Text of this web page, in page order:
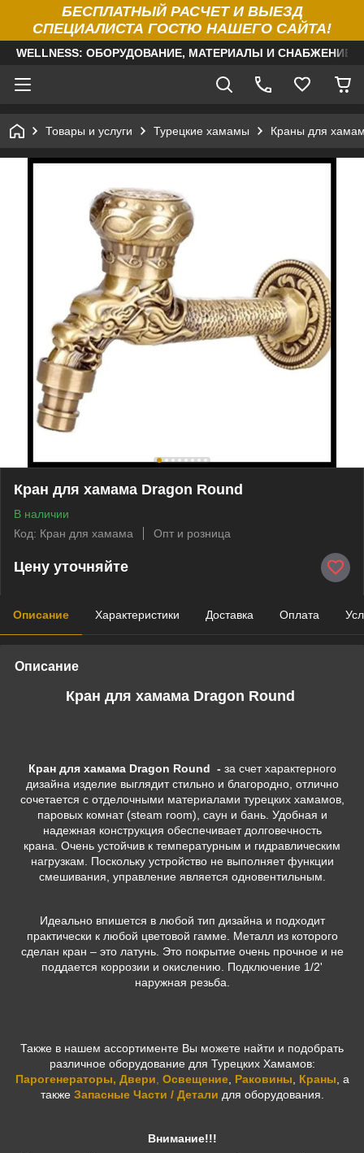
БЕСПЛАТНЫЙ РАСЧЕТ И ВЫЕЗД
СПЕЦИАЛИСТА ГОСТЮ НАШЕГО САЙТА!
WELLNESS: ОБОРУДОВАНИЕ, МАТЕРИАЛЫ И
Товары и услуги Турецкие хамамы Краны для
Кран для хамама Dragon Round
В наличии
Код: Кран для хамама
Опт и розница
Цену уточняйте
Описание Характеристики Доставка Оплата
Описание
Кран для хамама Dragon Round
Кран для хамама Dragon Round - за счет характерного
дизайна изделие выглядит стильно и благородно, отлично
сочетается с отделочными материалами турецких хамамов,
паровых комнат (steam room), саун и бань. Удобная и
надежная конструкция обеспечивает долговечность
крана. Очень устойчив к температурным и гидравлическим
нагрузкам. Поскольку устройство не выполняет функции
смешивания, управление является одновентильным.
Идеально впишется в любой тип дизайна и подходит
практически к любой цветовой гамме. Металл из которого
сделан кран – это латунь. Это покрытие очень прочное и не
поддается коррозии и окислению. Подключение 1/2'
наружная резьба.
Также в нашем ассортименте Вы можете найти и подобрать
различное оборудование для Турецких Хамамов:
Парогенераторы, Двери, Освещение, Раковины, Краны, а
также Запасные Части / Детали для оборудования.
Внимание!!!